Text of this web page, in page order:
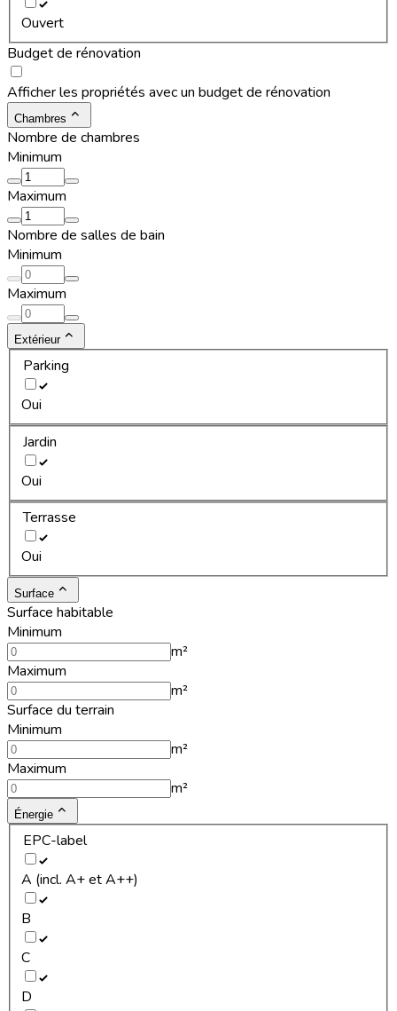
Ouvert
Budget de rénovation
Afficher les propriétés avec un budget de rénovation
Chambres
Nombre de chambres
Minimum
Maximum
Nombre de salles de bain
Minimum
Maximum
Extérieur
Parking
Oui
Jardin
Oui
Terrasse
Oui
Surface
Surface habitable
Minimum
m²
Maximum
m²
Surface du terrain
Minimum
m²
Maximum
m²
Énergie
EPC-label
A (incl. A+ et A++)
B
C
D